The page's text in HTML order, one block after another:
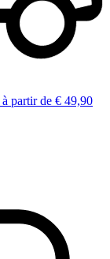
à partir de € 49,90